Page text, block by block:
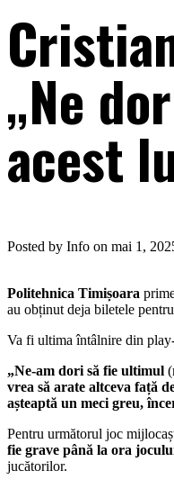
„Ne
acest
Posted by Info on mai 1,
Politehnica Timișoara
au obținut deja biletele
Va fi ultima întâlnire din
„Ne-am dori să fie ultimul
vrea să arate altceva față
așteaptă un meci greu,
Pentru următorul joc
fie grave până la ora
jucătorilor.